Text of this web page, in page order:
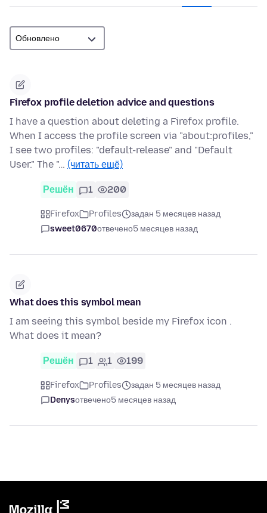
Firefox profile deletion advice and questions
I have a question about deleting a Firefox profile.
When I access the profile screen via "about:profiles,"
I see two profiles: "default-release" and "Default
User." The "… (читать ещё)
Решён 1 200
Firefox Profiles
задан 5 месяцев назад
sweet0670отвечено5 месяцев назад
What does this symbol mean
I am seeing this symbol beside my Firefox icon .
What does it mean?
Решён 1 1 199
Firefox Profiles
задан 5 месяцев назад
Denysотвечено5 месяцев назад